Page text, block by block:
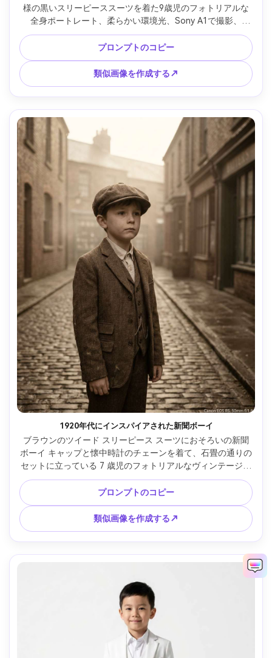
様の黒いスリーピーススーツを着た9歳児のフォトリアルな
全身ポートレート、柔らかい環境光、Sony A1で撮影、
35mm f/2、対称的な構図、エレガントな静かな雰囲気、リア
ルな生地と反射、編集建築背景 --ar 4:5
プロンプトのコピー
類似画像を作成する↗
1920年代にインスパイアされた新聞ボーイ
ブラウンのツイード スリーピース スーツにおそろいの新聞
ボーイ キャップと懐中時計のチェーンを着て、石畳の通りの
セットに立っている 7 歳児のフォトリアルなヴィンテージ風
のポートレート、温かみのあるセピア トーンのグレーディン
グ、Canon EOS R5 で撮影、50mm f/1.8、中額縁、柔らかい
ヘイズ、リアルなテクスチャ、古典的なノスタルジックな雰
囲気、柔らかい映画のような照明 --ar 4:5
プロンプトのコピー
類似画像を作成する↗